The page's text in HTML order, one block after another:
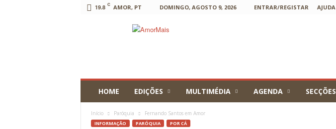
19.8 C AMOR, PT DOMINGO, AGOSTO 9, 2026 ENTRAR/REGISTAR AJUDA
HOME EDIÇÕES MULTIMÉDIA AGENDA SECÇÕES
Início Paróquia Fernando Santos em Amor
INFORMAÇÃO PARÓQUIA POR CÁ